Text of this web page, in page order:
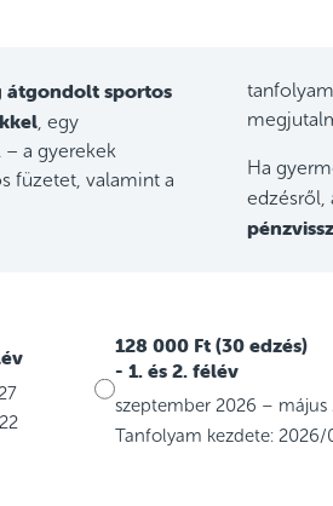
átgondolt sportos
, egy
a gyerekek
füzetet, valamint a
Ha
128 000 Ft (30 edzés)
- 1. és 2. félév
szeptember 2026 – május
Tanfolyam kezdete: 2026/